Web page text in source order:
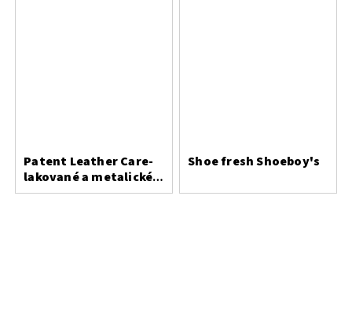
Patent Leather Care-
lakované a metalické
usně
Shoe fresh Shoeboy's